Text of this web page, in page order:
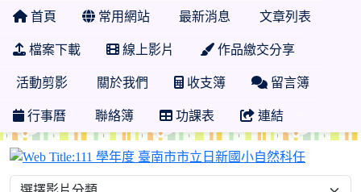
首頁 常用網站 最新消息 文章列表
檔案下載 線上影片 作品繳交分享
活動剪影 關於我們 收支簿 留言簿
行事曆 聯絡簿 功課表 連結
111 學年